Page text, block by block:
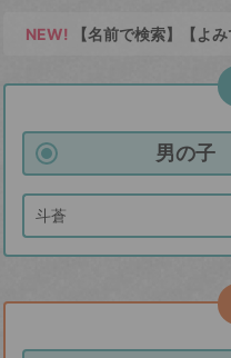
NEW! 【名前で検索】【よ
男の子